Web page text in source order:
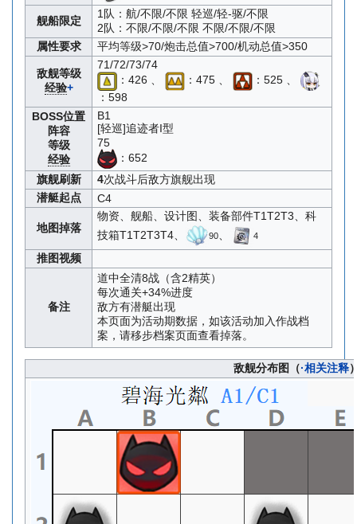
舰船限定
1队：航/不限/不限 轻巡/轻-驱/不限
2队：不限/不限/不限 不限/不限/不限
属性要求
平均等级>70/炮击总值>700/机动总值>350
敌舰等级
经验+
71/72/73/74
：426 、
：475 、
：525 、
：598
BOSS位置
阵容
等级
经验
B1
[轻巡]追迹者I型
75
：652
旗舰刷新
4次战斗后敌方旗舰出现
潜艇起点
C4
地图掉落
物资、舰船、设计图、装备部件T1T2T3、科
技箱T1T2T3T4、
90、 4
推图视频
备注
道中全清8战（含2精英）
每次通关+34%进度
敌方有潜艇出现
本页面为活动期数据，如该活动加入作战档
案，请移步档案页面查看掉落。
敌舰分布图（·相关注释